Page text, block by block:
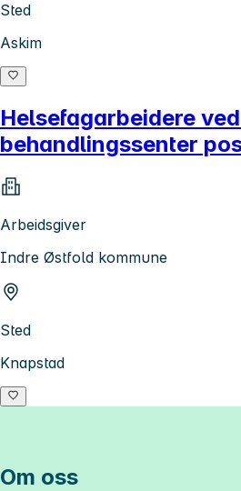
Sted
Askim
Helsefagarbeidere
behandlingssenter
Arbeidsgiver
Indre Østfold kommune
Sted
Knapstad
Om oss